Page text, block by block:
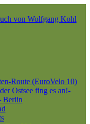
Route (EuroVelo 10)
Ostsee fing es an!-
Berlin